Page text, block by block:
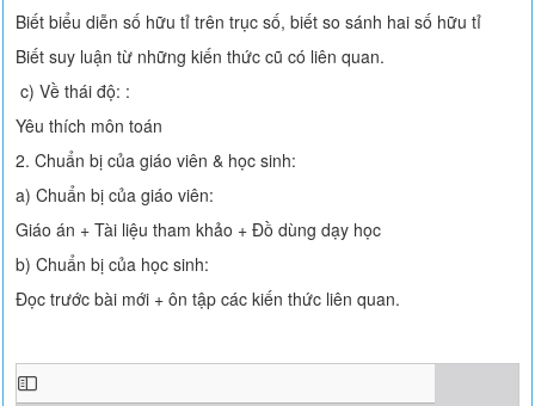
Biết biểu diễn số hữu tỉ trên trục số, biết so sánh hai số hữu tỉ
Biết suy luận từ những kiến thức cũ có liên quan.
c) Về thái độ: :
Yêu thích môn toán
2. Chuẩn bị của giáo viên & học sinh:
a) Chuẩn bị của giáo viên:
Giáo án + Tài liệu tham khảo + Đồ dùng dạy học
b) Chuẩn bị của học sinh:
Đọc trước bài mới + ôn tập các kiến thức liên quan.